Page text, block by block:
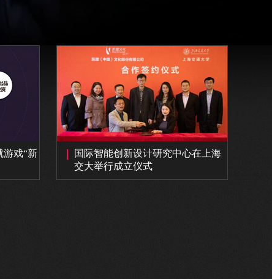
游戏“新
国际智能创新设计研究中心在上海
交大举行成立仪式